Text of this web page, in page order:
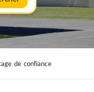
de confiance